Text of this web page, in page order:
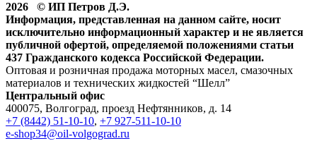
2026 © ИП Петров Д.Э.
Информация, представленная на данном сайте, носит
исключительно информационный характер и не является
публичной офертой, определяемой положениями статьи
437 Гражданского кодекса Российской Федерации.
Оптовая и розничная продажа моторных масел, смазочных
материалов и технических жидкостей “Шелл”
Центральный офис
400075, Волгоград, проезд Нефтянников, д. 14
+7 (8442) 51-10-10, +7 927-511-10-10
e-shop34@oil-volgograd.ru